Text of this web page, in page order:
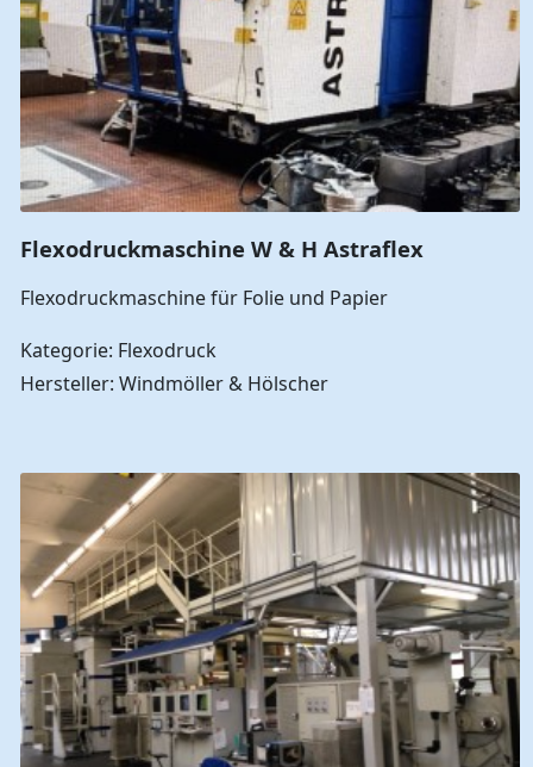
Flexodruckmaschine W & H Astraflex
Flexodruckmaschine für Folie und Papier
Kategorie: Flexodruck
Hersteller: Windmöller & Hölscher